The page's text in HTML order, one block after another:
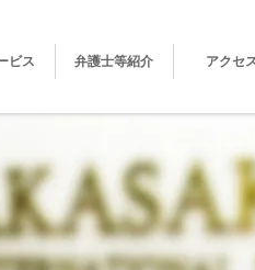
ビス 弁護士等紹介 アクセ